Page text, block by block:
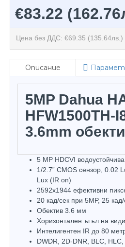
€83.22
Цена без ДДС: €69.35 (135.64лв.)
Описание
5MP Dahua
HFW1500TH-
3.6mm
5 MP HDCVI
1/2.7” CMOS сензор, 0.02
Lux (IR on)
2592х1944 ефективни
20 кад/сек при 5MP, 25
Обектив 3.6 мм
Хоризонтален ъгъл на
Интелигентен IR до 80
DWDR, 2D-DNR, BLC, HLC,